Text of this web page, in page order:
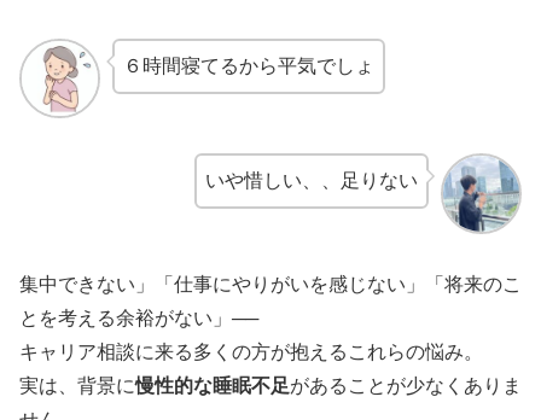
６時間寝てるから平気でしょ
いや惜しい、、足りない
集中できない」「仕事にやりがいを感じない」「将来のこ
とを考える余裕がない」──
キャリア相談に来る多くの方が抱えるこれらの悩み。
実は、背景に慢性的な睡眠不足があることが少なくありま